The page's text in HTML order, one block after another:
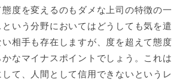
態度を変えるのもダメな上司の特徴の一
いう分野においてはどうしても気を遣
相手も存在しますが、度を超えて態度
なマイナスポイントでしょう。これは
して、人間として信用できないというレ